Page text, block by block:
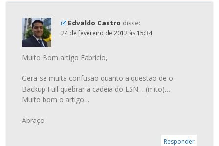
Edvaldo Castro disse:
24 de fevereiro de 2012 às 15:34
Muito Bom artigo Fabrício,
Gera-se muita confusão quanto a questão de o
Backup Full quebrar a cadeia do LSN… (mito)…
Muito bom o artigo…
Abraço
Responder